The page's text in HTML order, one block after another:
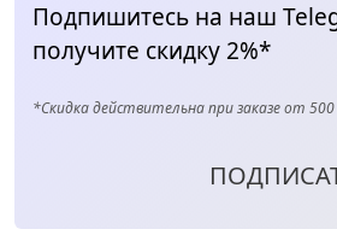
Подпишитесь на наш
получите скидку 2%*
*Скидка действительна при заказе от